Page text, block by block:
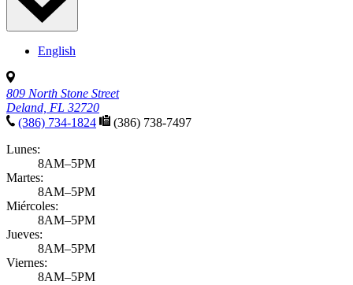
English
809 North Stone Street
Deland, FL 32720
(386) 734-1824
(386) 738-7497
Lunes:
8AM–5PM
Martes:
8AM–5PM
Miércoles:
8AM–5PM
Jueves:
8AM–5PM
Viernes:
8AM–5PM